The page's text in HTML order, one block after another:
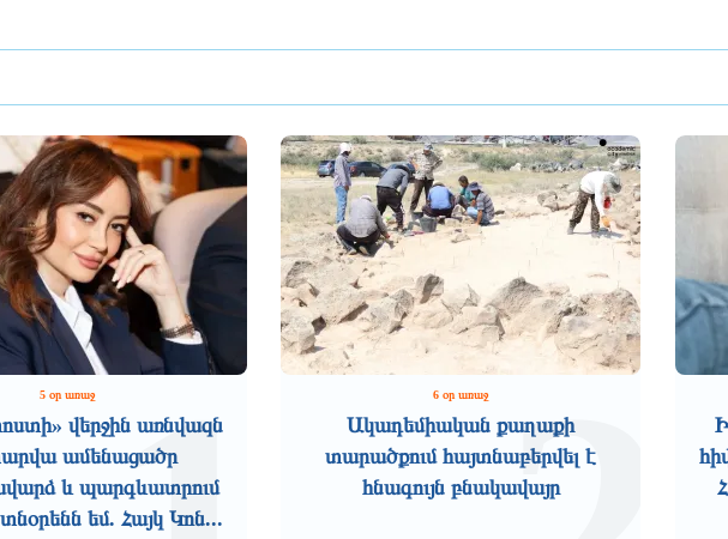
5 օր առաջ
վերջին առնվազն
ամենացածր
և պարգևատրում
եմ. Հայկ Կոն...
6 օր առաջ
Ակադեմիական քաղաքի
տարածքում հայտնաբերվել է
հնագույն բնակավայր